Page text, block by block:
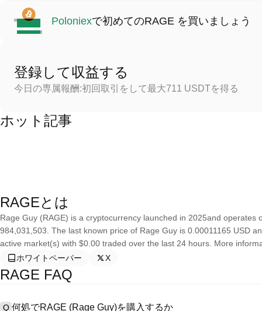
Poloniexで初めてのRAGE を買いましょう
登録して収益する
今日の専属報酬:初回取引をして最大711 USDTを得る
ホット記事
RAGEとは
Rage Guy (RAGE) is a cryptocurrency launched in 2025and
984,031,503. The last known price of Rage Guy is 0.00011165 USD
active market(s) with $0.00 traded over the last 24 hours. More
ホワイトペーパー
X
RAGE FAQ
Q 何処でRAGE (Rage Guy)を購入するか